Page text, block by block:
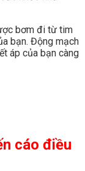
bơm đi từ tim
bạn. Động mạch
áp của bạn càng
cáo điều